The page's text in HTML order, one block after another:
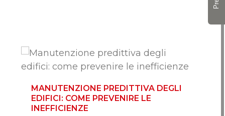
MANUTENZIONE PREDITTIVA DEGLI
EDIFICI: COME PREVENIRE LE
INEFFICIENZE